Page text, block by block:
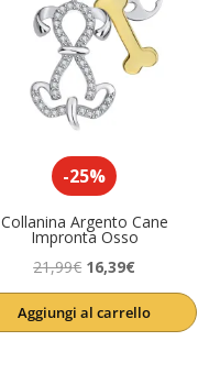
-25%
Collanina Argento Cane
Impronta Osso
21,99€ Il
prezzo
originale
16,39€Il
prezzo
attuale
Aggiungi al carrello